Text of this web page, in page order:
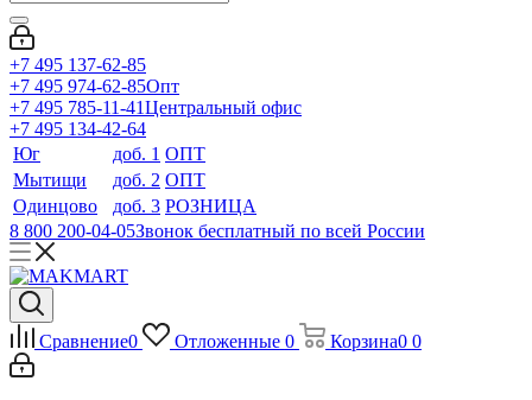
+7 495 137-62-85
+7 495 974-62-85Опт
+7 495 785-11-41Центральный офис
+7 495 134-42-64
Юг
доб. 1 ОПТ
Мытищи
доб. 2 ОПТ
Одинцово
доб. 3 РОЗНИЦА
8 800 200-04-05Звонок бесплатный по всей России
Сравнение0 Отложенные 0 Корзина0 0